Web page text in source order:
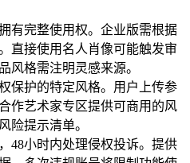
有完整使用权。企业版需根据
直接使用名人肖像可能触发审
风格需注明灵感来源。
保护的特定风格。用户上传参
作艺术家专区提供可商用的风
险提示清单。
48小时内处理侵权投诉。提供